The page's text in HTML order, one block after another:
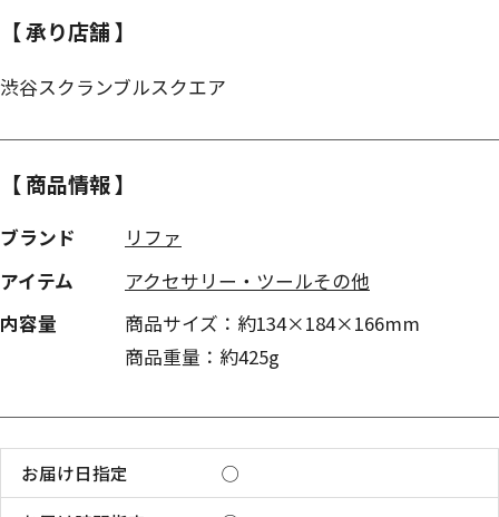
【 承り店舗 】
渋谷スクランブルスクエア
【 商品情報 】
ブランド
リファ
アイテム
アクセサリー・ツールその他
内容量
商品サイズ：約134×184×166mm
商品重量：約425g
お届け日指定
◯